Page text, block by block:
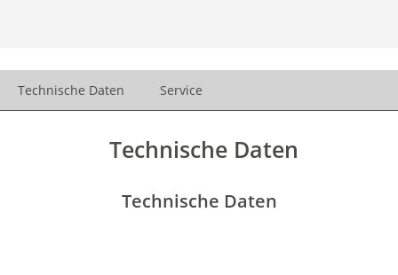
Technische Daten Service
Technische Daten
Technische Daten